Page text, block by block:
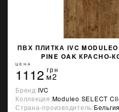
ПВХ ПЛИТКА IVC MODULEO
PINE OAK КРАСНО-
ЦЕНА
1112 грн
м2
Бренд:IVC
Коллекция:Moduleo SELECT
Страна-производитель:Бельгия